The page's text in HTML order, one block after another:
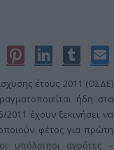
έτους 2011 (ΟΣΔΕ)
ήδη στα
έχουν ξεκινήσει να
φέτος για πρώτη
υπόλοιποι αγρότες –